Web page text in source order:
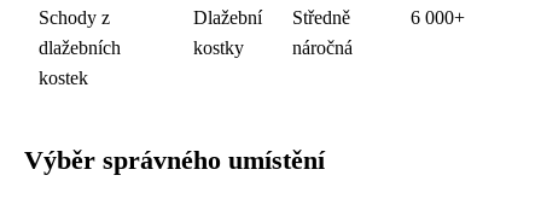
Schody z
dlažebních
kostek
Dlažební
kostky
Středně
náročná
6 000+
Výběr správného umístění